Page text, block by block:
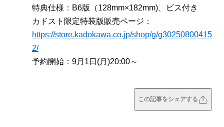
特典仕様：B6版（128mm×182mm)、ビス付き
カドスト限定特装版販売ページ：
https://store.kadokawa.co.jp/shop/g/g30250800415
2/
予約開始：9月1日(月)20:00～
この記事をシェアする